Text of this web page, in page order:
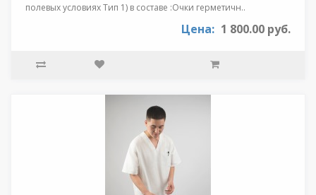
полевых условиях Тип 1) в составе :Очки герметичн..
Цена: 1 800.00 руб.